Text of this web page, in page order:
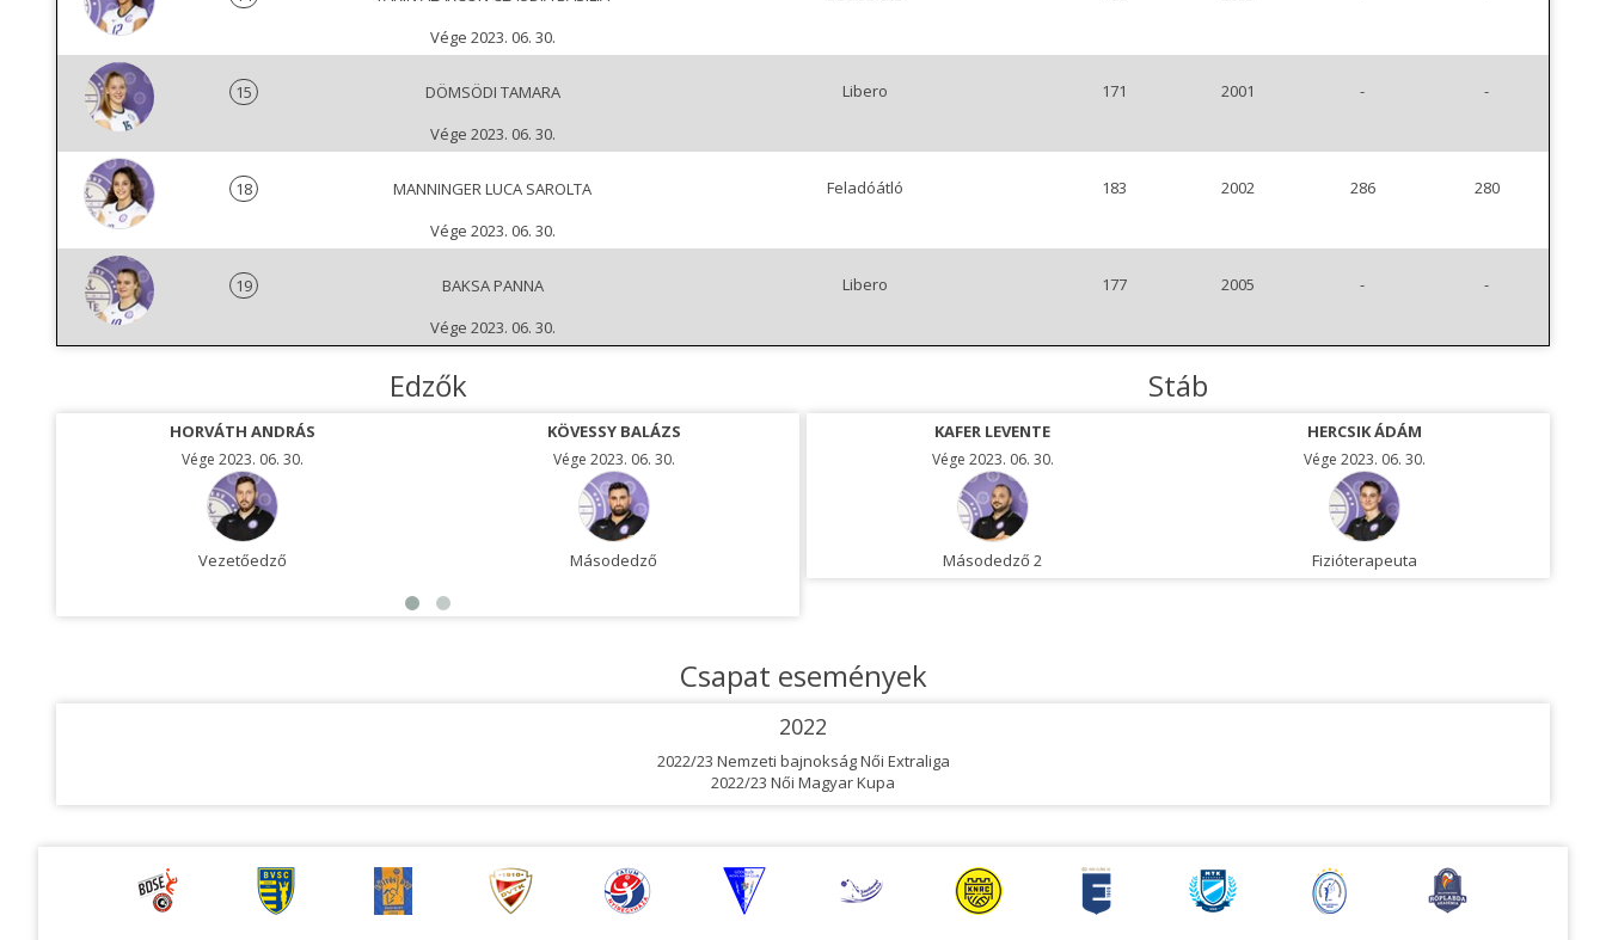
Vége 2023. 06. 30.
15
DÖMSÖDI TAMARA
Vége 2023. 06. 30.
Libero 171 2001 - -
18
MANNINGER LUCA SAROLTA
Vége 2023. 06. 30.
Feladóátló 183 2002 286 280
19
BAKSA PANNA
Vége 2023. 06. 30.
Libero 177 2005 - -
Edzők
HORVÁTH ANDRÁS
Vége 2023. 06. 30.
Vezetőedző
KÖVESSY BALÁZS
Vége 2023. 06. 30.
Másodedző
VALICS GYÖRGY
Vége 2023. 06. 30.
Másodedző
Stáb
KAFER LEVENTE
Vége 2023. 06. 30.
Másodedző 2
HERCSIK ÁDÁM
Vége 2023. 06. 30.
Fizióterapeuta
Csapat események
2022
2022/23 Nemzeti bajnokság Női Extraliga
2022/23 Női Magyar Kupa